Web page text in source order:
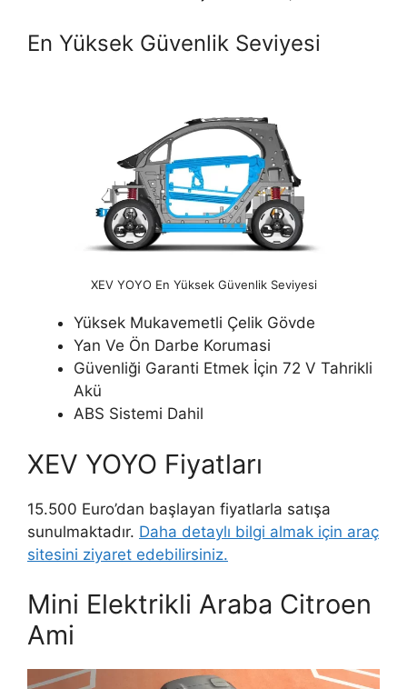
En Yüksek Güvenlik Seviyesi
XEV YOYO En Yüksek Güvenlik Seviyesi
Yüksek Mukavemetli Çelik Gövde
Yan Ve Ön Darbe Korumasi
Güvenliği Garanti Etmek İçin 72 V Tahrikli
Akü
ABS Sistemi Dahil
XEV YOYO Fiyatları
15.500 Euro’dan başlayan fiyatlarla satışa
sunulmaktadır. Daha detaylı bilgi almak için araç
sitesini ziyaret edebilirsiniz.
Mini Elektrikli Araba Citroen
Ami